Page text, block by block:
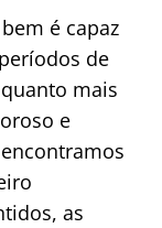
é capaz
de
mais
e
as